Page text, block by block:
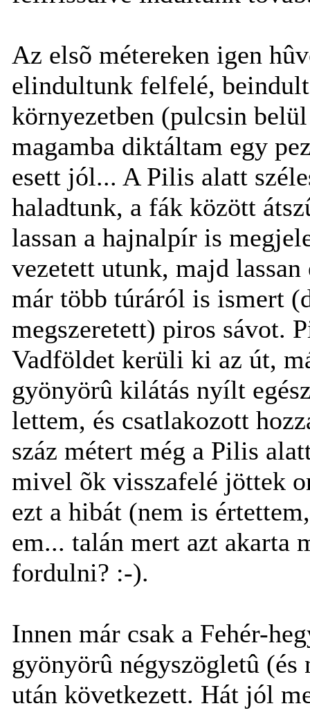
Az elsõ métereken igen
elindultunk felfelé,
környezetben (pulcsin
magamba diktáltam egy
esett jól... A Pilis alatt
haladtunk, a fák között
lassan a hajnalpír is
vezetett utunk, majd
már több túráról is ismert
megszeretett) piros sávot.
Vadföldet kerüli ki az út,
gyönyörû kilátás nyílt
lettem, és csatlakozott
száz métert még a Pilis
mivel õk visszafelé jöttek
ezt a hibát (nem is
em... talán mert azt akarta
fordulni? :-).
Innen már csak a Fehér-
gyönyörû négyszögletû
után következett. Hát jól